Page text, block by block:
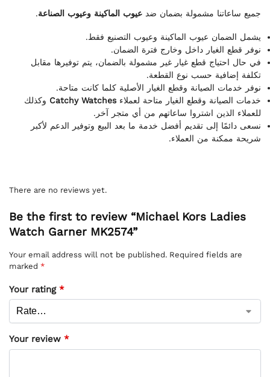
جميع ساعاتنا مشمولة بضمان ضد عيوب الماكينة وعيوب الصناعة.
يشمل الضمان عيوب الماكينة وعيوب التصنيع فقط.
نوفر قطع الغيار داخل وخارج فترة الضمان.
في حال احتياج قطع غيار غير مشمولة بالضمان، يتم توفيرها مقابل
تكلفة إضافية حسب نوع القطعة.
نوفر خدمات الصيانة وقطع الغيار الأصلية كلما كانت متاحة.
خدمات الصيانة وقطع الغيار متاحة لعملاءCatchy Watches وكذلك
للعملاء الذين اشتروا ساعاتهم من أي متجر آخر.
نسعى دائمًا إلى تقديم أفضل خدمة ما بعد البيع وتوفير الدعم لأكبر
شريحة ممكنة من العملاء.
There are no reviews yet.
Be the first to review “Michael Kors Ladies
Watch Garner MK2574”
Your email address will not be published. Required fields are
marked *
Your rating *
Your review *